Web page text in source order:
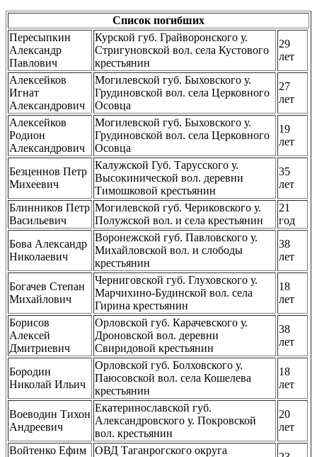
Список погибших
Пересыпкин
Александр
Павлович
Курской губ. Грайворонского у.
Стригуновской вол. села Кустового
крестьянин
29
лет
Алексейков
Игнат
Александрович
Могилевской губ. Быховского у.
Грудиновской вол. села Церковного
Осовца
27
лет
Алексейков
Родион
Александрович
Могилевской губ. Быховского у.
Грудиновской вол. села Церковного
Осовца
19
лет
Безценнов Петр
Михеевич
Калужской Губ. Тарусского у.
Высокинической вол. деревни
Тимошковой крестьянин
35
лет
Блинников Петр
Васильевич
Могилевской губ. Чериковского у.
Полужской вол. и села крестьянин
21
год
Бова Александр
Николаевич
Воронежской губ. Павловского у.
Михайловской вол. и слободы
крестьянин
38
лет
Богачев Степан
Михайлович
Черниговской губ. Глуховского у.
Марчихино-Будинской вол. села
Гирина крестьянин
18
лет
Борисов
Алексей
Дмитриевич
Орловской губ. Карачевского у.
Дроновской вол. деревни
Свиридовой крестьянин
38
лет
Бородин
Николай Ильич
Орловской губ. Болховского у.
Паюсовской вол. села Кошелева
крестьянин
18
лет
Воеводин Тихон
Андреевич
Екатеринославской губ.
Александровского у. Покровской
вол. крестьянин
20
лет
Войтенко Ефим
ОВД Таганрогского округа